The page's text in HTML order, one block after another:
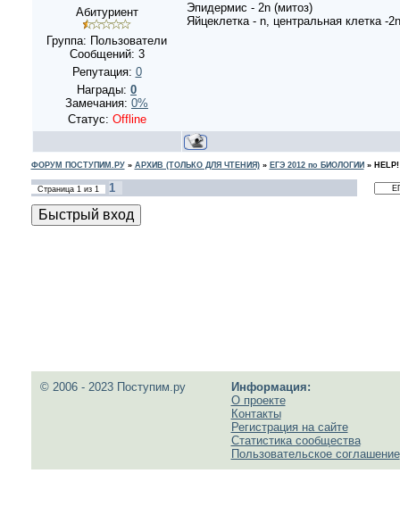
Абитуриент
Группа: Пользователи
Сообщений: 3
Репутация: 0
Награды: 0
Замечания: 0%
Статус: Offline
Эпидермис - 2n (митоз)
Яйцеклетка - n, центральная клетка -
ФОРУМ ПОСТУПИМ.РУ» АРХИВ (ТОЛЬКО ДЛЯ ЧТЕНИЯ)» ЕГЭ 2012 по БИОЛОГИИ »
Страница 1из 1 1
© 2006 - 2023 Поступим.ру
Информация:
О проекте
Контакты
Регистрация на сайте
Статистика сообщества
Пользовательское соглашение